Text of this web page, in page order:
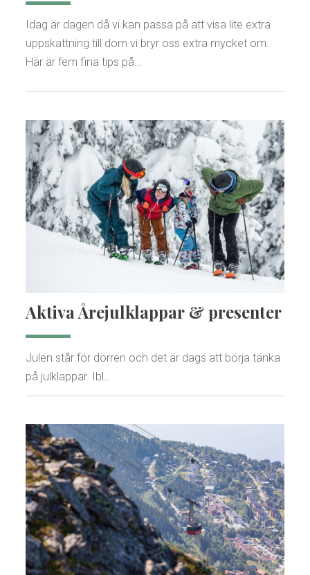
Idag är dagen då vi kan passa på att visa lite extra
uppskattning till dom vi bryr oss extra mycket om.
Här är fem fina tips på…
Aktiva Årejulklappar & presenter
Julen står för dörren och det är dags att börja tänka
på julklappar. Ibl…